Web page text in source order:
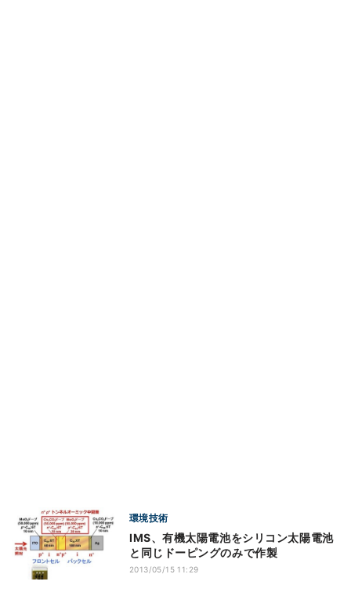
環境技術
IMS、有機太陽電池をシリコン太陽電池
と同じドーピングのみで作製
2013/05/15 11:29